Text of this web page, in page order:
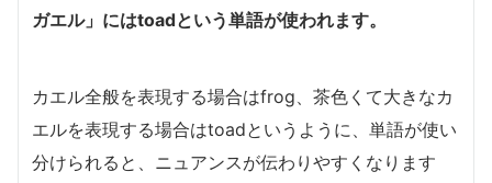
ガエル」にはtoadという単語が使われます。
カエル全般を表現する場合はfrog、茶色くて大きなカ
エルを表現する場合はtoadというように、単語が使い
分けられると、ニュアンスが伝わりやすくなります